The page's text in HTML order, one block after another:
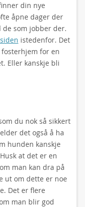
din nye
åpne dager der
de som jobber der.
istedenfor. Det
for en
Eller kanskje bli
du nok så sikkert
det også å ha
hunden kanskje
at det er en
man kan dra på
ut om dette er noe
Det er flere
man blir god